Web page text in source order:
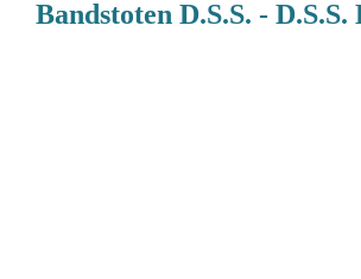
Bandstoten D.S.S. -